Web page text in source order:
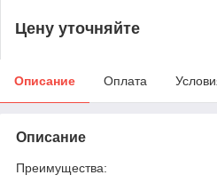
Цену уточняйте
Описание Оплата
Описание
Преимущества: